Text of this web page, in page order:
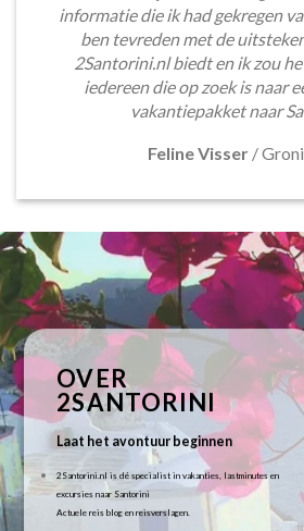
informatie die ik had gekregen
ben tevreden met de
2Santorini.nl biedt en ik zou
iedereen die op zoek is naar
vakantiepakket naar
Feline Visser /
OVER
2SANTORINI
Laat het avontuur beginnen
2Santorini.nl is dé specialist in vakanties, lastminutes en
excursies naar Santorini
Actuele reis blog en reisverslagen.